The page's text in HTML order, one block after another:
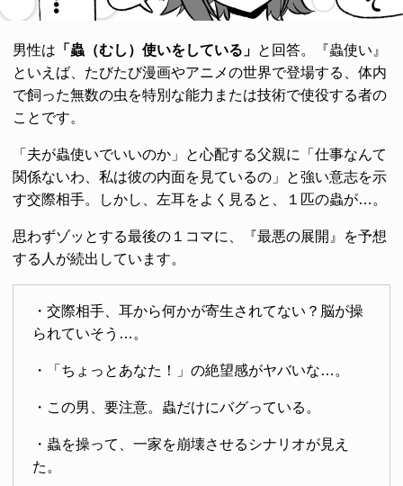
男性は 「蟲（むし）使いをしている」 と回答。『蟲使い』
といえば、たびたび漫画やアニメの世界で登場する、体内
で飼った無数の虫を特別な能力または技術で使役する者の
ことです。
「夫が蟲使いでいいのか」と心配する父親に「仕事なんて
関係ないわ、私は彼の内面を見ているの」と強い意志を示
す交際相手。しかし、左耳をよく見ると、１匹の蟲が…。
思わずゾッとする最後の１コマに、『最悪の展開』を予想
する人が続出しています。
・交際相手、耳から何かが寄生されてない？脳が操
られていそう…。
・「ちょっとあなた！」の絶望感がヤバいな…。
・この男、要注意。蟲だけにバグっている。
・蟲を操って、一家を崩壊させるシナリオが見え
た。